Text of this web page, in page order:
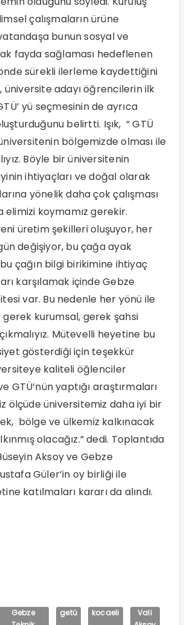
çalışmaların ürüne
bunun sosyal ve
fayda sağlaması hedeflenen
sürekli ilerleme kaydettiğini
üniversite adayı öğrencilerin ilk
yü seçmesinin de ayrıca
belirtti. Işık, “ GTÜ
bölgemizde olması ile
Böyle bir üniversitenin
ihtiyaçları ve doğal olarak
yönelik daha çok çalışması
elimizi koymamız gerekir.
üretim şekilleri oluşuyor, her
değişiyor, bu çağa ayak
çağın bilgi birikimine ihtiyaç
karşılamak içinde Gebze
var. Bu nedenle her yönü ile
kurumsal, gerek şahsi
Mütevelli heyetine bu
gösterdiği için teşekkür
kaliteli öğlenciler
GTÜ’nün yaptığı araştırmaları
ölçüde üniversitemiz daha iyi bir
bölge ve ülkemiz kalkınacak
olacağız.” dedi. Toplantıda
Aksoy ve Gebze
Güler’in oy birliği ile
katılmaları kararı da alındı.
Gebze
getü kocaeli
Vali